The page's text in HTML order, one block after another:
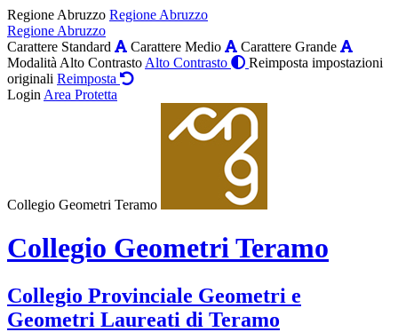
Regione Abruzzo Regione Abruzzo
Regione Abruzzo
Carattere Standard
Carattere Medio
Carattere Grande
Modalità Alto Contrasto Alto Contrasto
Reimposta impostazioni
originali Reimposta
Login Area Protetta
Collegio Geometri Teramo
Collegio Geometri Teramo
Collegio Provinciale Geometri e
Geometri Laureati di Teramo